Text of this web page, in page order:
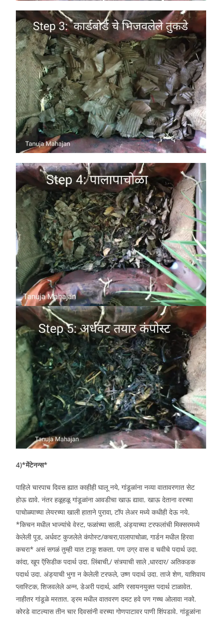
4)*मेंटेनन्स*
पाहिले चारपाच दिवस ह्यात काहीही घालू नये, गांडूळांना नव्या वातावरणात सेट
होऊ द्यावे. नंतर हळूहळू गांडूळांना आवडीचा खाऊ द्यावा. खाऊ देताना वरच्या
पाचोळ्याच्या लेयरच्या खाली हाताने पुरावा, टॉप लेअर मध्ये कधीही देऊ नये.
*किचन मधील भाज्यांचे वेस्ट, फळांच्या साली, अंड्याच्या टरफलांची मिक्सरमध्ये
केलेली पूड, अर्धवट कुजलेले कंपोस्ट/कचरा,पालापाचोळा, गार्डन मधील हिरवा
कचरा* असं सगळं तुम्ही यात टाकू शकता. पण उग्र वास व चवीचे पदार्थ उदा.
कांदा, खूप ऍसिडीक पदार्थ उदा. लिंबाची,/ संत्र्याची साले ,धारदार/ अतिकडक
पदार्थ उदा. अंड्याची भुगा न केलेली टरफले, उष्ण पदार्थ उदा. ताजे शेण, याशिवाय
प्लास्टिक, शिजवलेले अन्न, डेअरी पदार्थ, आणि रसायनयुक्त पदार्थ टाळावेत.
नाहीतर गांडूळे मरतात. ड्रम मधील वातवरण दमट हवे पण गच्च ओलावा नको.
कोरडे वाटल्यास तीन चार दिवसांनी वरच्या गोणपाटावर पाणी शिंपडावे. गांडूळांना